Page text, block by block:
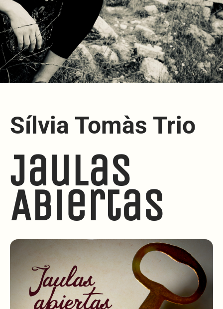
Sílvia Tomàs Trio
Jaulas
Abiertas